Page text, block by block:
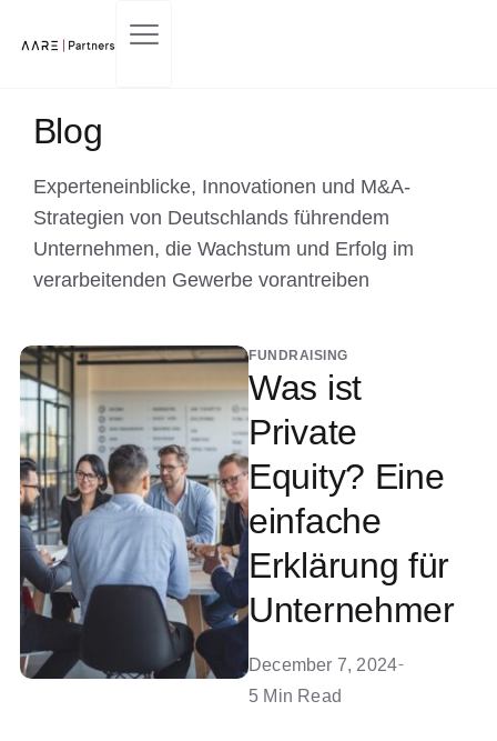
Blog
Experteneinblicke, Innovationen und M&A-
Strategien von Deutschlands führendem
Unternehmen, die Wachstum und Erfolg im
verarbeitenden Gewerbe vorantreiben
FUNDRAISING
Was ist
Private
Equity? Eine
einfache
Erklärung für
Unternehmer
December 7, 2024
5 Min Read